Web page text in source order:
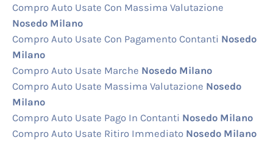
Compro Auto Usate Con Massima Valutazione
Nosedo Milano
Compro Auto Usate Con Pagamento Contanti Nosedo
Milano
Compro Auto Usate Marche Nosedo Milano
Compro Auto Usate Massima Valutazione Nosedo
Milano
Compro Auto Usate Pago In Contanti Nosedo Milano
Compro Auto Usate Ritiro ImmediatoNosedo Milano